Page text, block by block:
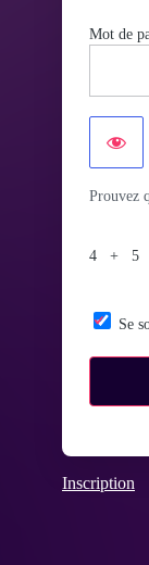
Mot de
Prouvez
4 + 5
Se
Inscription